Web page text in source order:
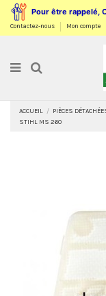
Pour être rappelé,
Contactez-nous Mon compte
ACCUEIL PIÈCES
STIHL MS 260